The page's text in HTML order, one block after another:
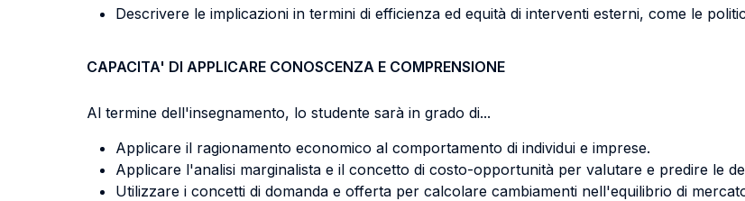
Descrivere le implicazioni in termini di efficienza ed equità di interventi esterni, come le
CAPACITA' DI APPLICARE CONOSCENZA E COMPRENSIONE
Al termine dell'insegnamento, lo studente sarà in grado di...
Applicare il ragionamento economico al comportamento di individui e imprese.
Applicare l'analisi marginalista e il concetto di costo-opportunità per valutare e predire le
Utilizzare i concetti di domanda e offerta per calcolare cambiamenti nell'equilibrio di